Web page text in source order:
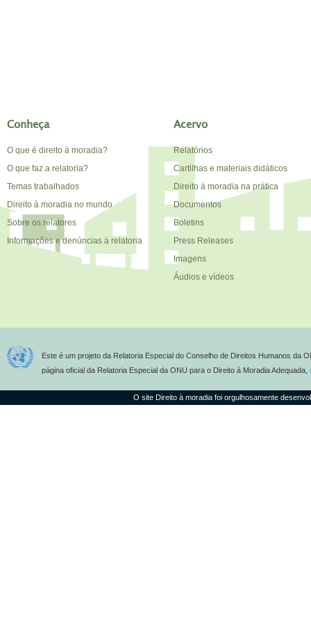
Conheça
O que é direito à moradia?
O que faz a relatoria?
Temas trabalhados
Direito à moradia no mundo
Sobre os relatores
Informações e denúncias à relatoria
Acervo
Relatórios
Cartilhas e materiais didáticos
Direito à moradia na prática
Documentos
Boletins
Press Releases
Imagens
Áudios e vídeos
Este é um projeto da Relatoria Especial do Conselho de Direitos Humanos da
página oficial da Relatoria Especial da ONU para o Direito à Moradia Adequada,
O site Direito à moradia foi orgulhosamente